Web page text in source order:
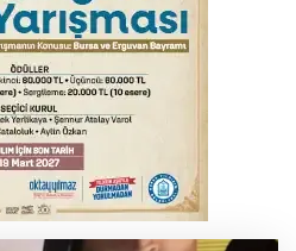
acı kaybı! Cansever
yasa boğdu
kapılan işçi hayatını
Keser'den müzik ve
gece